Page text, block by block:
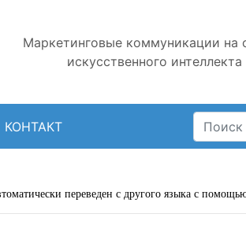
Маркетинговые коммуникации на
искусственного интеллекта
КОНТАКТ
переведен с другого языка с